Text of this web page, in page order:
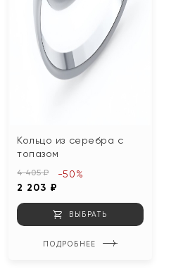
Кольцо из серебра с
топазом
4 405 ₽
2 203 ₽
-50%
ВЫБРАТЬ
ПОДРОБНЕЕ